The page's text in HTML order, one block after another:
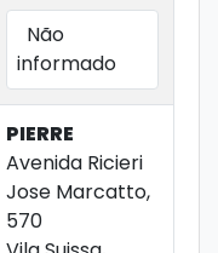
Não
informado
PIERRE
Avenida Ricieri
Jose Marcatto,
570